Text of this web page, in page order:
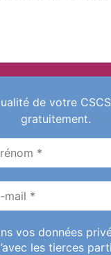
de votre
gratuitement.
vos données
les tierces